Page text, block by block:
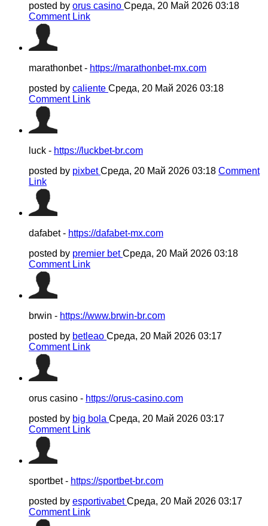
posted by orus casino Среда, 20 Май 2026 03:18
Comment Link
marathonbet - https://marathonbet-mx.com
posted by caliente Среда, 20 Май 2026 03:18
Comment Link
luck - https://luckbet-br.com
posted by pixbetСреда, 20 Май 2026 03:18 Comment
Link
dafabet - https://dafabet-mx.com
posted by premier betСреда, 20 Май 2026 03:18
Comment Link
brwin - https://www.brwin-br.com
posted by betleao Среда, 20 Май 2026 03:17
Comment Link
orus casino - https://orus-casino.com
posted by big bola Среда, 20 Май 2026 03:17
Comment Link
sportbet - https://sportbet-br.com
posted by esportivabetСреда, 20 Май 2026 03:17
Comment Link